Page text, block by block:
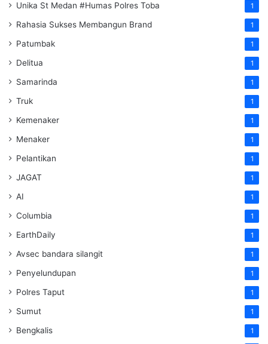
Unika St Medan #Humas Polres Toba 1
Rahasia Sukses Membangun Brand 1
Patumbak 1
Delitua 1
Samarinda 1
Truk 1
Kemenaker 1
Menaker 1
Pelantikan 1
JAGAT 1
AI 1
Columbia 1
EarthDaily 1
Avsec bandara silangit 1
Penyelundupan 1
Polres Taput 1
Sumut 1
Bengkalis 1